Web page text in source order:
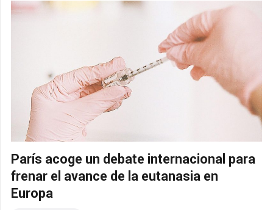
París acoge un debate internacional para
frenar el avance de la eutanasia en
Europa